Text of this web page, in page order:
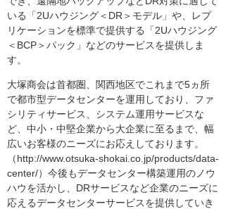
いる「2Uハウジング＜DR＞モデル」や、レプ
リケーションを標準で提供する「2Uハウジング
＜BCP＞パック」などのサービスを提供しま
す。
大塚商会は首都圏、関西地区でこれまで5ヵ所
で都市型データセンターを運用しており、ファ
シリティサービス、システム運用サービスな
ど、中小・中堅企業から大企業に至るまで、幅
広いお客様のニーズにお応えしております。
（http://www.otsuka-shokai.co.jp/products/data-
center/）今後もデータセンター構築運用のノウ
ハウを活かし、DRサービスなど企業のニーズに
応えるデータセンターサービスを提供していき